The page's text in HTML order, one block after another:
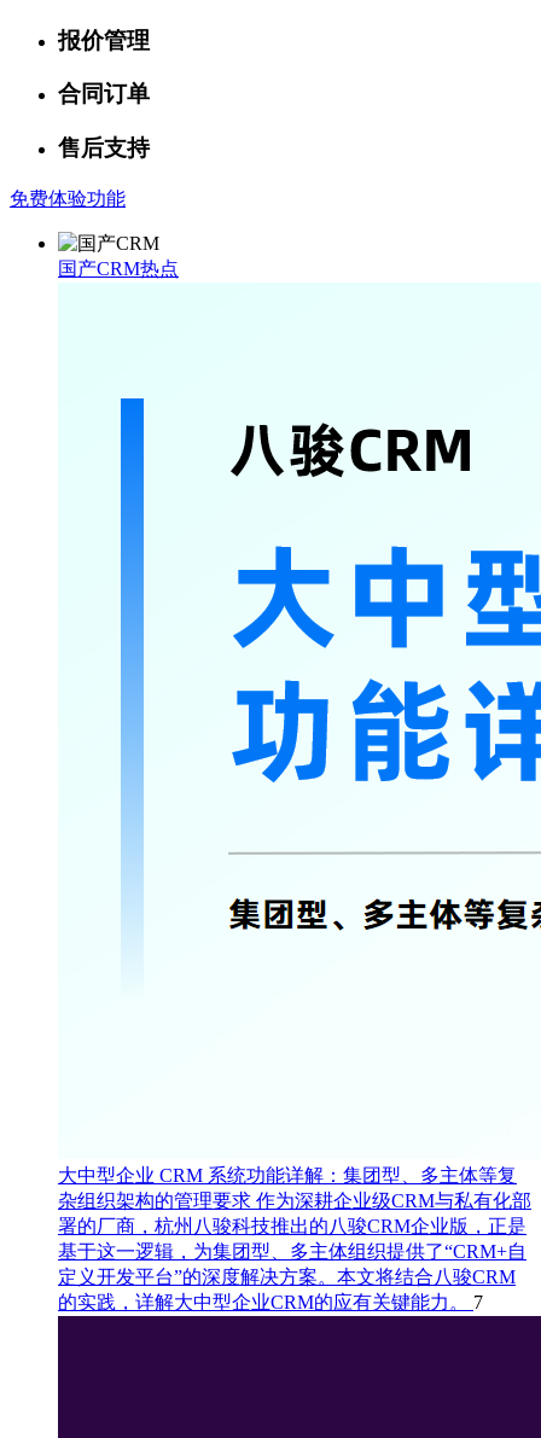
报价管理
合同订单
售后支持
免费体验功能
国产CRM热点
大中型企业 CRM 系统功能详解：集团型、多主体等复
杂组织架构的管理要求 作为深耕企业级CRM与私有化部
署的厂商，杭州八骏科技推出的八骏CRM企业版，正是
基于这一逻辑，为集团型、多主体组织提供了“CRM+自
定义开发平台”的深度解决方案。本文将结合八骏CRM
的实践，详解大中型企业CRM的应有关键能力。
7